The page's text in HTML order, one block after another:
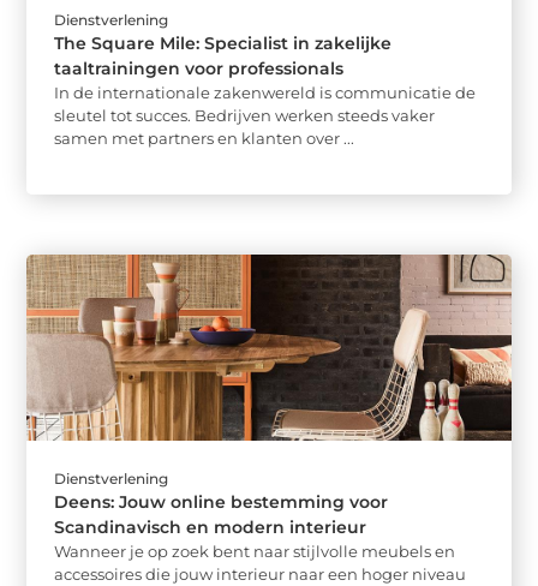
Dienstverlening
The Square Mile: Specialist in zakelijke
taaltrainingen voor professionals
In de internationale zakenwereld is communicatie de
sleutel tot succes. Bedrijven werken steeds vaker
samen met partners en klanten over ...
Dienstverlening
Deens: Jouw online bestemming voor
Scandinavisch en modern interieur
Wanneer je op zoek bent naar stijlvolle meubels en
accessoires die jouw interieur naar een hoger niveau